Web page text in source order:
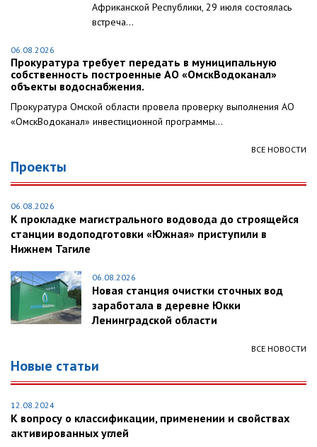
Африканской Республики, 29 июля состоялась
встреча...
06.08.2026
Прокуратура требует передать в муниципальную
собственность построенные АО «ОмскВодоканал»
объекты водоснабжения.
Прокуратура Омской области провела проверку выполнения АО
«ОмскВодоканал» инвестиционной программы...
ВСЕ НОВОСТИ
Проекты
06.08.2026
К прокладке магистрального водовода до строящейся
станции водоподготовки «Южная» приступили в
Нижнем Тагиле
06.08.2026
Новая станция очистки сточных вод
заработала в деревне Юкки
Ленинградской области
ВСЕ НОВОСТИ
Новые статьи
12.08.2024
К вопросу о классификации, применении и свойствах
активированных углей